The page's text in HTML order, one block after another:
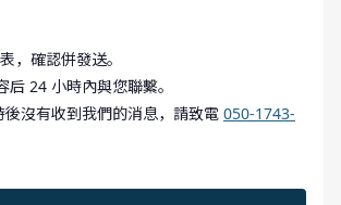
，確認併發送。
24 小時內與您聯繫。
沒有收到我們的消息，請致電 050-1743-